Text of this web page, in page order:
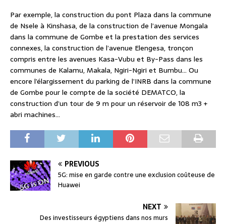
Par exemple, la construction du pont Plaza dans la commune
de Nsele à Kinshasa, de la construction de l’avenue Mongala
dans la commune de Gombe et la prestation des services
connexes, la construction de l’avenue Elengesa, tronçon
compris entre les avenues Kasa-Vubu et By-Pass dans les
communes de Kalamu, Makala, Ngiri-Ngiri et Bumbu… Ou
encore l’élargissement du parking de l’INRB dans la commune
de Gombe pour le compte de la société DEMATCO, la
construction d’un tour de 9 m pour un réservoir de 108 m3 +
abri machines…
PREVIOUS
5G: mise en garde contre une exclusion coûteuse de
Huawei
NEXT
Des investisseurs égyptiens dans nos murs